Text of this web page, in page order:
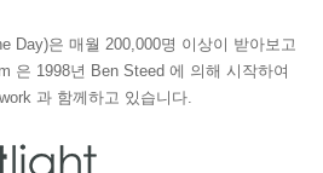
Day)은 매월 200,000명 이상이 받아보고
은 1998년 Ben Steed 에 의해 시작하여
과 함께하고 있습니다.